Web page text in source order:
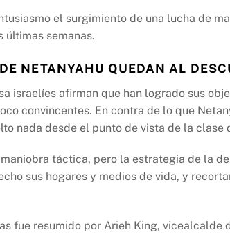
el surgimiento de una lucha de
últimas semanas.
NETANYAHU QUEDAN AL
israelíes afirman que han logrado sus
convincentes. En contra de lo que
nada desde el punto de vista de la clase
táctica, pero la estrategia de la
sus hogares y medios de vida, y
fue resumido por Arieh King, vicealcalde